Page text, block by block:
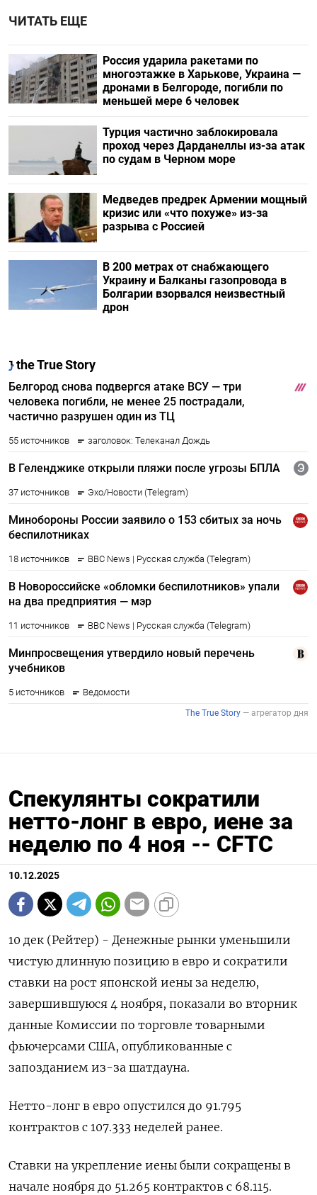
ЧИТАТЬ ЕЩЕ
Россия ударила ракетами по
многоэтажке в Харькове, Украина —
дронами в Белгороде, погибли по
меньшей мере 6 человек
Турция частично заблокировала
проход через Дарданеллы из-за атак
по судам в Черном море
Медведев предрек Армении мощный
кризис или «что похуже» из-за
разрыва с Россией
В 200 метрах от снабжающего
Украину и Балканы газопровода в
Болгарии взорвался неизвестный
дрон
Спекулянты сократили
нетто-лонг в евро, иене за
неделю по 4 ноя -- CFTC
10.12.2025
10 дек (Рейтер) - Денежные рынки уменьшили
чистую длинную позицию в евро и сократили
ставки на рост японской иены за неделю,
завершившуюся 4 ноября, показали во вторник
данные Комиссии по торговле товарными
фьючерсами США, опубликованные с
запозданием из-за шатдауна.
Нетто-лонг в евро опустился до 91.795
контрактов с 107.333 неделей ранее.
Ставки на укрепление иены были сокращены в
начале ноября до 51.265 контрактов с 68.115.